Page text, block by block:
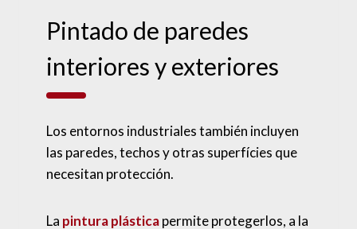
Pintado de paredes
interiores y exteriores
Los entornos industriales también incluyen
las paredes, techos y otras superfícies que
necesitan protección.
La pintura plásticapermite protegerlos, a la